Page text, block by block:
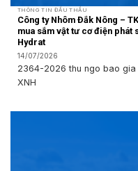
THÔNG TIN ĐẤU THẦU
Công ty Nhôm Đắk Nông –
mua sắm vật tư cơ điện phát
Hydrat
14/07/2026
2364-2026 thu ngo bao gia
XNH